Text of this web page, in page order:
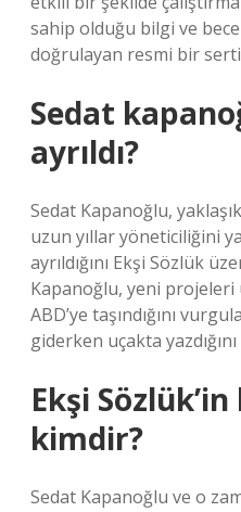
sahip olduğu bilgi ve
doğrulayan resmi bir
Sedat
ayrıldı?
Sedat Kapanoğlu,
uzun yıllar yöneticiliğini
ayrıldığını Ekşi Sözlük
Kapanoğlu, yeni projeleri
ABD’ye taşındığını
giderken uçakta
Ekşi
kimdir?
Sedat Kapanoğlu ve o